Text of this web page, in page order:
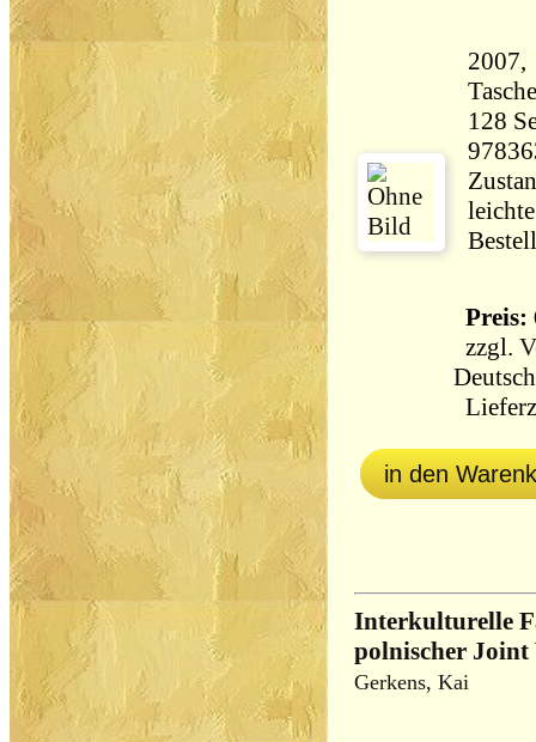
128 Seiten
Preis:
zzgl.
in den
Interkulturelle
polnischer
Gerkens, Kai